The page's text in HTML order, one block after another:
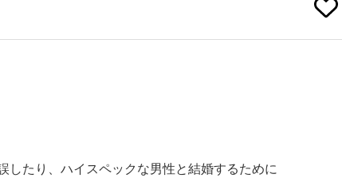
たり、ハイスペックな男性と結婚するために